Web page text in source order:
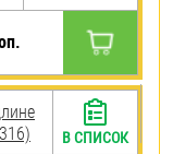
В СПИСОК